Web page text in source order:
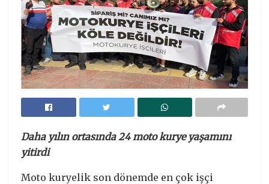
Daha yılın ortasında 24 moto kurye yaşamını
yitirdi
Moto kuryelik son dönemde en çok işçi